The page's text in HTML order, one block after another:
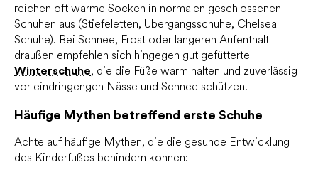
reichen oft warme Socken in normalen geschlossenen
Schuhen aus (Stiefeletten, Übergangsschuhe, Chelsea
Schuhe). Bei Schnee, Frost oder längeren Aufenthalt
draußen empfehlen sich hingegen gut gefütterte
Winterschuhe, die die Füße warm halten und zuverlässig
vor eindringengen Nässe und Schnee schützen.
Häufige Mythen betreffend erste Schuhe
Achte auf häufige Mythen, die die gesunde Entwicklung
des Kinderfußes behindern können: